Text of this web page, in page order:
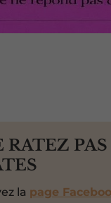
RATEZ
la page